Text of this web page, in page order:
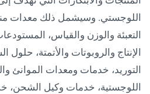
اللوجستي. وسيشمل ذلك معدات
التعبئة والوزن والقياس،
الإنتاج والروبوتات والأتمتة،
التوريد، خدمات ومعدات الموانئ
اللوجستية، خدمات وكيل